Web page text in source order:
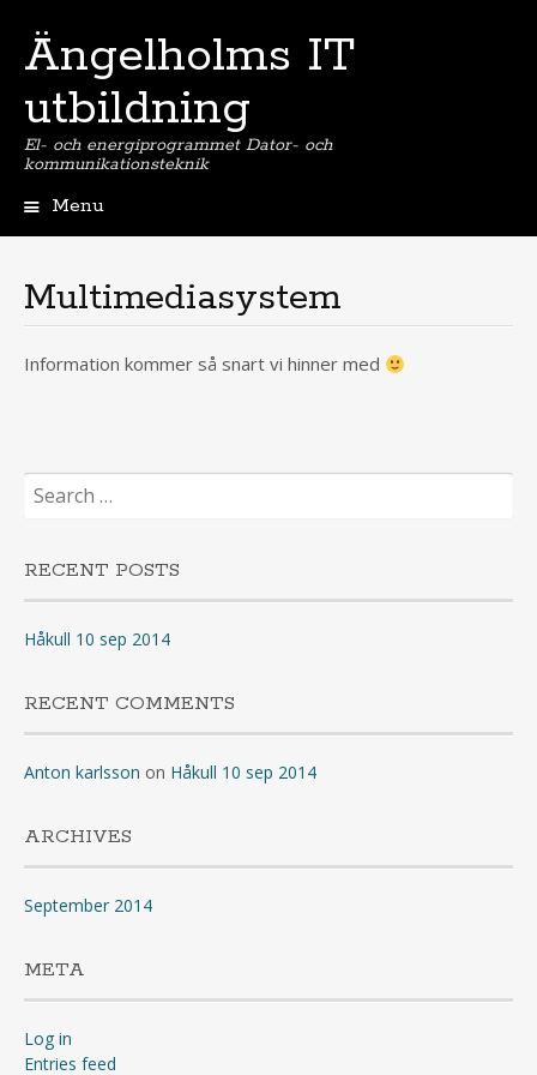
Ängelholms IT
utbildning
El- och energiprogrammet Dator- och
kommunikationsteknik
Menu
Multimediasystem
Information kommer så snart vi hinner med
Search
for:
RECENT POSTS
Håkull 10 sep 2014
RECENT COMMENTS
Anton karlsson on Håkull 10 sep 2014
ARCHIVES
September 2014
META
Log in
Entries feed